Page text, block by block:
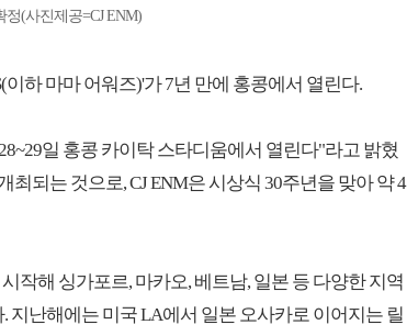
정(사진제공=CJ ENM)
이하 마마 어워즈)'가 7년 만에 홍콩에서 열린다.
일 홍콩 카이탁 스타디움에서 열린다"라고 밝혔
최되는 것으로, CJ ENM은 시상식 30주년을 맞아 약 4
작해 싱가포르, 마카오, 베트남, 일본 등 다양한 지역
난해에는 미국 LA에서 일본 오사카로 이어지는 릴